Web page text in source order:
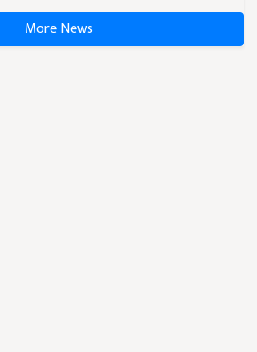
More News